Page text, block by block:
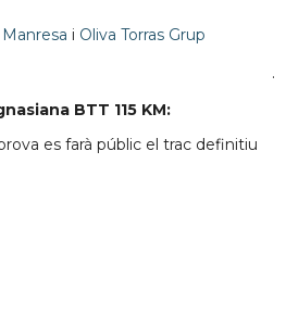
i Oliva Torras Grup
.
BTT 115 KM:
es farà públic el trac definitiu